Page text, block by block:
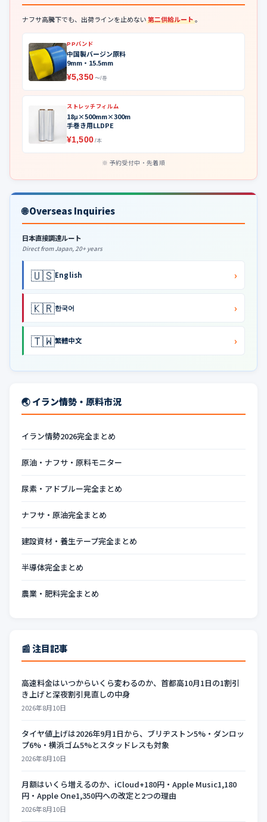
ナフサ高騰下でも、出荷ラインを止めない第二供給ルート。
PPバンド
中国製バージン原料
9mm・15.5mm
¥5,350 〜/巻
ストレッチフィルム
18μ×500mm×300m
手巻き用LLDPE
¥1,500 /本
予約受付中・先着順
🌐 Overseas Inquiries
日本直接調達ルート
Direct from Japan, 20+ years
🇺🇸English ›
🇰🇷한국어 ›
🇹🇼繁體中文 ›
🌏 イラン情勢・原料市況
イラン情勢2026完全まとめ
原油・ナフサ・原料モニター
尿素・アドブルー完全まとめ
ナフサ・原油完全まとめ
建設資材・養生テープ完全まとめ
半導体完全まとめ
農業・肥料完全まとめ
📰 注目記事
高速料金はいつからいくら変わるのか、首都高10月1日の1割引
き上げと深夜割引見直しの中身
2026年8月10日
タイヤ値上げは2026年9月1日から、ブリヂストン5%・ダンロッ
プ6%・横浜ゴム5%とスタッドレスも対象
2026年8月10日
月額はいくら増えるのか、iCloud+180円・Apple Music1,180
円・Apple One1,350円への改定と2つの理由
2026年8月10日